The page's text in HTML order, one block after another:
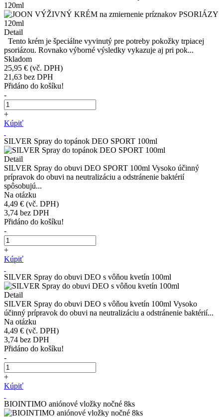
120ml
Detail
Tento krém je špeciálne vyvinutý pre potreby pokožky trpiacej
psoriázou. Rovnako výborné výsledky vykazuje aj pri pok...
Skladom
25,95 € (vč. DPH)
21,63 bez DPH
Přidáno do košíku!
-
+
Kúpiť
SILVER Spray do topánok DEO SPORT 100ml
Detail
SILVER Spray do obuvi DEO SPORT 100ml Vysoko účinný
prípravok do obuvi na neutralizáciu a odstránenie baktérií
spôsobujú...
Na otázku
4,49 € (vč. DPH)
3,74 bez DPH
Přidáno do košíku!
-
+
Kúpiť
SILVER Spray do obuvi DEO s vôňou kvetín 100ml
Detail
SILVER Spray do obuvi DEO s vôňou kvetín 100ml Vysoko
účinný prípravok do obuvi na neutralizáciu a odstránenie baktérií...
Na otázku
4,49 € (vč. DPH)
3,74 bez DPH
Přidáno do košíku!
-
+
Kúpiť
BIOINTIMO aniónové vložky nočné 8ks